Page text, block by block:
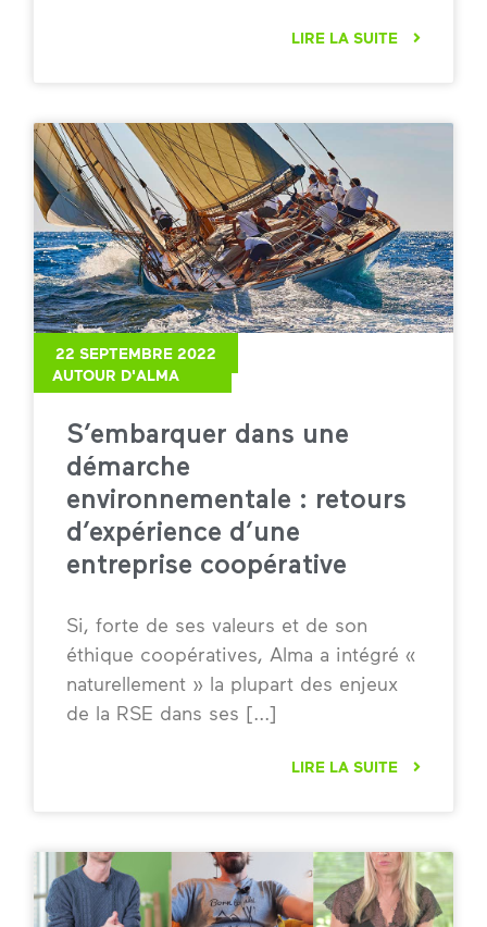
LIRE LA SUITE
AUTOUR D'ALMA
S’embarquer dans une
démarche
environnementale : retours
d’expérience d’une
entreprise coopérative
Si, forte de ses valeurs et de son
éthique coopératives, Alma a intégré «
naturellement » la plupart des enjeux
de la RSE dans ses
LIRE LA SUITE
22 SEPTEMBRE 2022